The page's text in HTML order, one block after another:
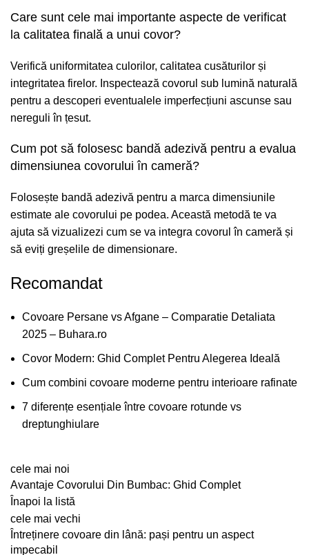
Care sunt cele mai importante aspecte de verificat
la calitatea finală a unui covor?
Verifică uniformitatea culorilor, calitatea cusăturilor și
integritatea firelor. Inspectează covorul sub lumină naturală
pentru a descoperi eventualele imperfecțiuni ascunse sau
nereguli în țesut.
Cum pot să folosesc bandă adezivă pentru a evalua
dimensiunea covorului în cameră?
Folosește bandă adezivă pentru a marca dimensiunile
estimate ale covorului pe podea. Această metodă te va
ajuta să vizualizezi cum se va integra covorul în cameră și
să eviți greșelile de dimensionare.
Recomandat
Covoare Persane vs Afgane – Comparatie Detaliata
2025 – Buhara.ro
Covor Modern: Ghid Complet Pentru Alegerea Ideală
Cum combini covoare moderne pentru interioare rafinate
7 diferențe esențiale între covoare rotunde vs
dreptunghiulare
cele mai noi
Avantaje Covorului Din Bumbac: Ghid Complet
Înapoi la listă
cele mai vechi
Întreținere covoare din lână: pași pentru un aspect
impecabil